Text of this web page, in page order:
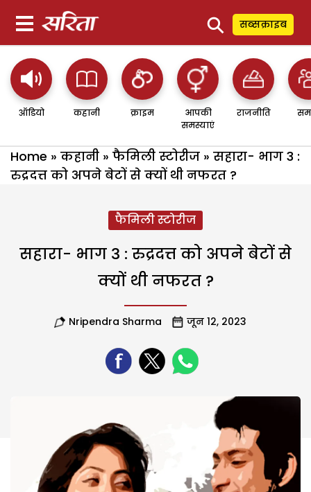
⚲ सब्सक्राइब
ऑडियो कहानी क्राइम
आपकी
समस्याएं
राजनीति
Home » कहानी » फैमिली स्टोरीज » सहारा- भाग 3 :
रुद्रदत्त को अपने बेटों से क्यों थी नफरत ?
फैमिली स्टोरीज
सहारा- भाग 3 : रुद्रदत्त को अपने बेटों से
क्यों थी नफरत ?
Nripendra Sharma जून 12, 2023